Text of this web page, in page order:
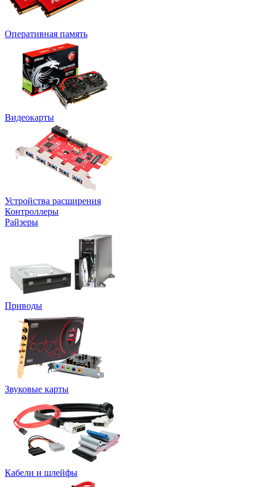
Оперативная память
Видеокарты
Устройства расширения
Контроллеры
Райзеры
Приводы
Звуковые карты
Кабели и шлейфы